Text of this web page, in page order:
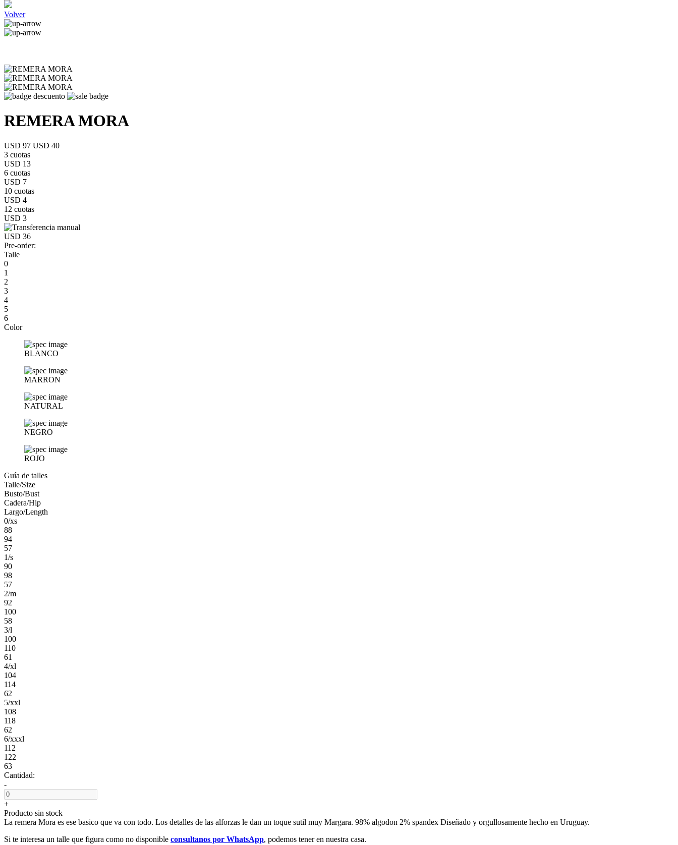
Volver
REMERA MORA
USD 97 USD 40
3 cuotas
USD 13
6 cuotas
USD 7
10 cuotas
USD 4
12 cuotas
USD 3
USD 36
Pre-order:
Talle
0
1
2
3
4
5
6
Color
BLANCO
MARRON
NATURAL
NEGRO
ROJO
Guía de talles
Talle/Size
Busto/Bust
Cadera/Hip
Largo/Length
0/xs
88
94
57
1/s
90
98
57
2/m
92
100
58
3/l
100
110
61
4/xl
104
114
62
5/xxl
108
118
62
6/xxxl
112
122
63
Cantidad:
-
+
Producto sin stock
La remera Mora es ese basico que va con todo. Los detalles de las alforzas le dan un toque sutil muy Margara. 98% algodon 2% spandex Diseñado y orgullosamente hecho en Uruguay.
Si te interesa un talle que figura como no disponible consultanos por WhatsApp, podemos tener en nuestra casa.